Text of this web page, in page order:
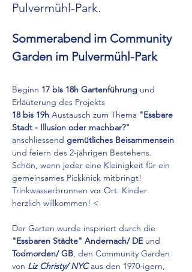
Pulvermühl-Park.
Sommerabend im Community
Garden im Pulvermühl-Park
Beginn 17 bis 18h Gartenführung und
Erläuterung des Projekts
18 bis 19h Austausch zum Thema "Essbare
Stadt - Illusion oder machbar?"
anschliessend gemütliches Beisammensein
und feiern des 2-jährigen Bestehens.
Schön, wenn jeder eine Kleinigkeit für ein
gemeinsames Pickknick mitbringt!
Trinkwasserbrunnen vor Ort. Kinder
herzlich willkommen! <
Der Garten wurde inspiriert durch die
"Essbaren Städte" Andernach/ DE und
Todmorden/ GB, den Community Garden
von Liz Christy/ NYC aus den 1970-igern,